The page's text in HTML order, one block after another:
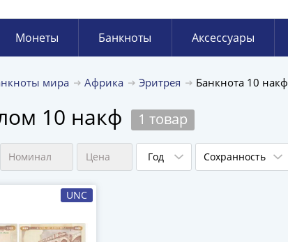
Монеты Банкноты Аксессуары
мира Африка Эритрея Банкнота 10 накф
10 накф 1 товар
Номинал Цена Год Сохранность
UNC